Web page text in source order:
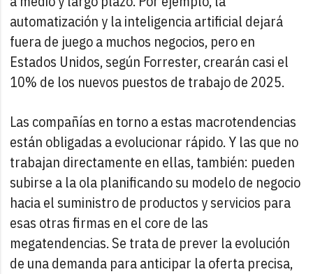
automatización y la inteligencia artificial dejará
fuera de juego a muchos negocios, pero en
Estados Unidos, según Forrester, crearán casi el
10% de los nuevos puestos de trabajo de 2025.
Las compañías en torno a estas macrotendencias
están obligadas a evolucionar rápido. Y las que no
trabajan directamente en ellas, también: pueden
subirse a la ola planificando su modelo de negocio
hacia el suministro de productos y servicios para
esas otras firmas en el core de las
megatendencias. Se trata de prever la evolución
de una demanda para anticipar la oferta precisa,